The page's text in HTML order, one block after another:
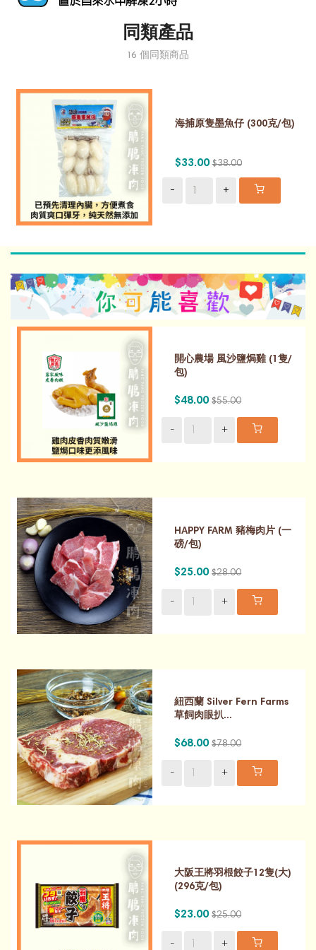
同類產品
16 個同類商品
海捕原隻墨魚仔 (300克/包)
$33.00 $38.00
- +
開心農場 風沙鹽焗雞 (1隻/
包)
$48.00 $55.00
- +
HAPPY FARM 豬梅肉片 (一
磅/包)
$25.00 $28.00
- +
紐西蘭 Silver Fern Farms
草飼肉眼扒...
$68.00 $78.00
- +
大阪王將羽根餃子12隻(大)
(296克/包)
$23.00 $25.00
- +